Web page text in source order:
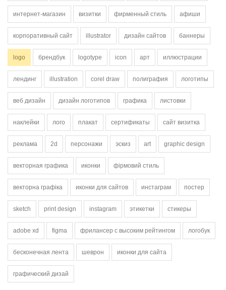
интернет-магазин визитки фирменный стиль афиши
корпоративный сайт illustrator дизайн сайтов баннеры
logo брендбук logotype icon арт иллюстрации
лендинг illustration corel draw полиграфия логотипы
веб дизайн дизайн логотипов графика листовки
наклейки лого плакат сертификаты сайт визитка
реклама 2d персонажи эскиз art graphic design
векторная графика иконки фірмовий стиль
векторна графіка иконки для сайтов инстаграм постер
sketch print design instagram этикетки стикеры
adobe xd figma фрилансер с высоким рейтингом логобук
бесконечная лента шеврон иконки для сайта
графический дизай